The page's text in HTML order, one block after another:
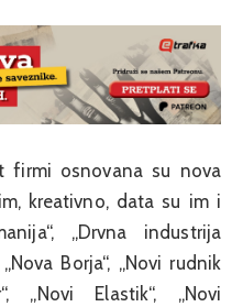
firmi osnovana su nova
kreativno, data su im i
„Drvna industrija
Borja“, „Novi rudnik
„Novi Elastik“, „Novi